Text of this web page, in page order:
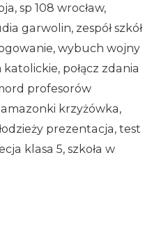
sp 108 wrocław,
garwolin, zespół szkół
wybuch wojny
połącz zdania
profesorów
krzyżówka,
prezentacja, test
klasa 5, szkoła w